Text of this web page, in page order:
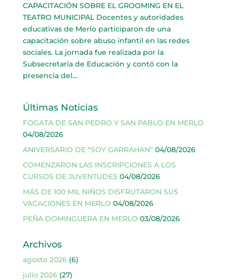
CAPACITACIÓN SOBRE EL GROOMING EN EL
TEATRO MUNICIPAL Docentes y autoridades
educativas de Merlo participaron de una
capacitación sobre abuso infantil en las redes
sociales. La jornada fue realizada por la
Subsecretaría de Educación y contó con la
presencia del...
Últimas Noticias
FOGATA DE SAN PEDRO Y SAN PABLO EN MERLO
04/08/2026
ANIVERSARIO DE “SOY GARRAHAN” 04/08/2026
COMENZARON LAS INSCRIPCIONES A LOS
CURSOS DE JUVENTUDES 04/08/2026
MÁS DE 100 MIL NIÑOS DISFRUTARON SUS
VACACIONES EN MERLO 04/08/2026
PEÑA DOMINGUERA EN MERLO 03/08/2026
Archivos
agosto 2026(6)
julio 2026(27)